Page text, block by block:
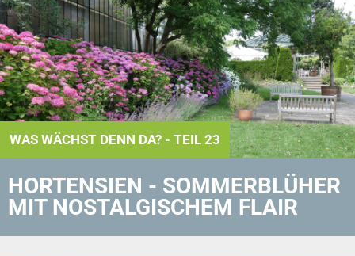
WAS WÄCHST DENN DA? - TEIL 23
HORTENSIEN - SOMMERBLÜHER
MIT NOSTALGISCHEM FLAIR